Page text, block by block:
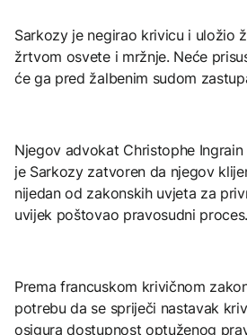
Sarkozy je negirao krivicu i uložio
žrtvom osvete i mržnje. Neće
će ga pred žalbenim sudom
Njegov advokat Christophe
je Sarkozy zatvoren da njegov
nijedan od zakonskih uvjeta za
uvijek poštovao pravosudni proces.
Prema francuskom krivičnom
potrebu da se spriječi nastavak
osigura dostupnost optuženog